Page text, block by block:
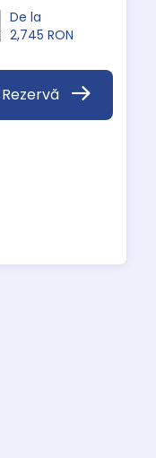
De la
2,745 RON
Rezervă